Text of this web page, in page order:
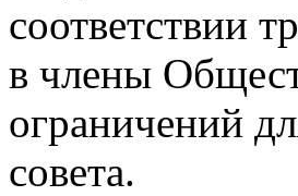
соответствии
в члены
ограничений
совета.